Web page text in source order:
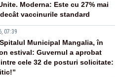
Moderna: Este cu 27% mai
vaccinurile standard
07:39
Municipal Mangalia, în
estival: Guvernul a aprobat
cele 32 de posturi solicitate: